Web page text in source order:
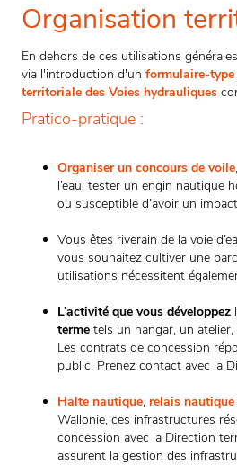
Organisation
En dehors de ces utilisations
via l'introduction d'un formulaire-type
territoriale des Voies hydrauliques
Pratico-pratique :
Organiser un concours de voile
l’eau, tester un engin nautique
ou susceptible d’avoir un
Vous êtes riverain de la voie
vous souhaitez cultiver une
utilisations nécessitent
L’activité que vous développez
terme tels un hangar, un
Les contrats de concession
public. Prenez contact avec la
Halte nautique, relais nautique
Wallonie, ces infrastructures
concession avec la Direction
assurent la gestion des